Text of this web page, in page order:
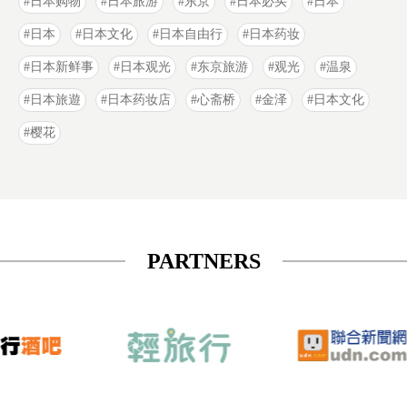
日本 日本文化 日本自由行 日本药妆
日本新鲜事 日本观光 东京旅游 观光 温泉
日本旅遊 日本药妆店 心斋桥 金泽 日本文化
樱花
PARTNERS